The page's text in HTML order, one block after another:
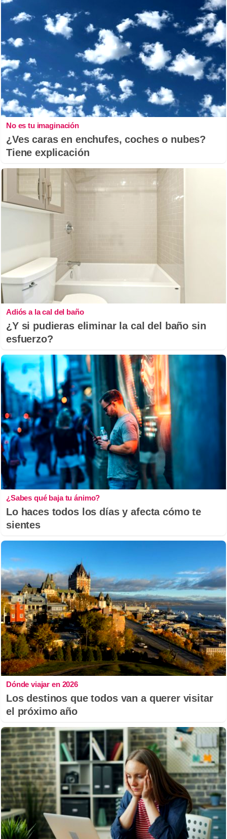
No es tu imaginación
¿Ves caras en enchufes, coches o nubes?
Tiene explicación
Adiós a la cal del baño
¿Y si pudieras eliminar la cal del baño sin
esfuerzo?
¿Sabes qué baja tu ánimo?
Lo haces todos los días y afecta cómo te
sientes
Dónde viajar en 2026
Los destinos que todos van a querer visitar
el próximo año